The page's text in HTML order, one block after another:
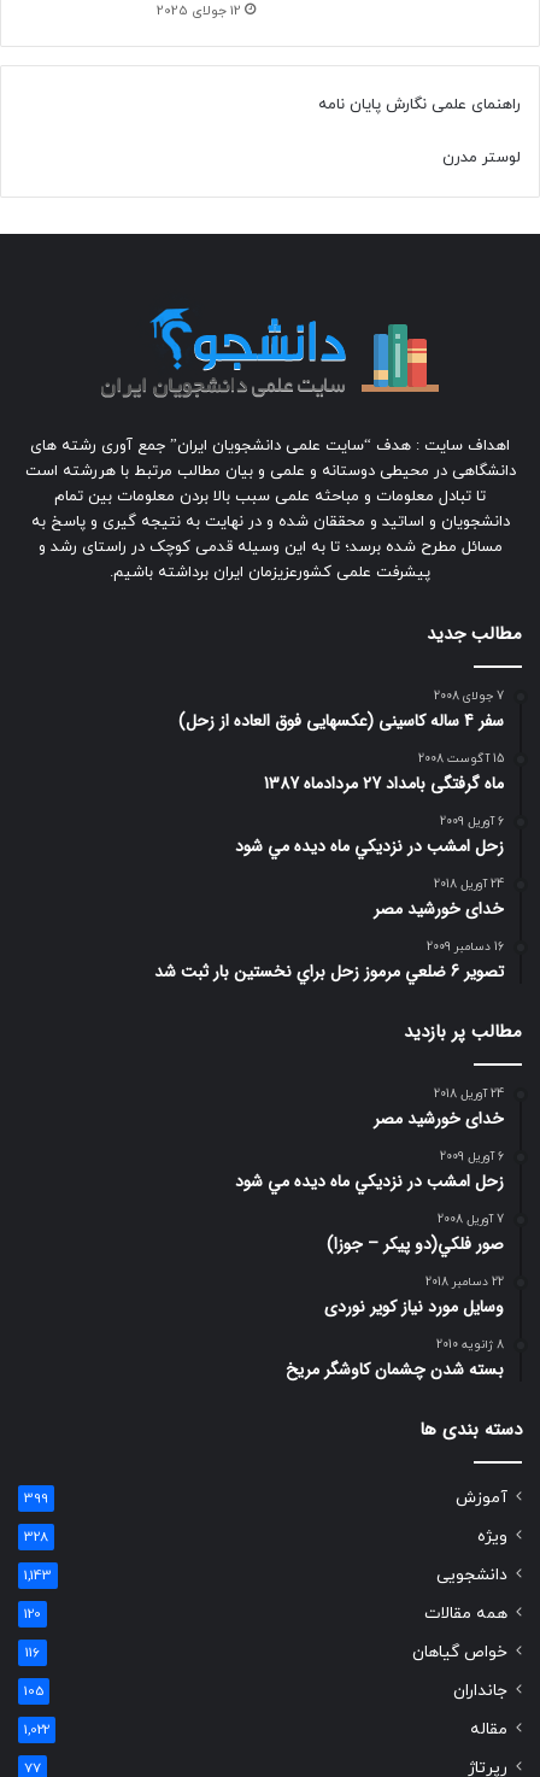
12 جولای 2025
راهنمای علمی نگارش پایان نامه
لوستر مدرن
اهداف سایت : هدف “سایت علمی دانشجویان ایران” جمع آوری رشته های
دانشگاهی در محیطی دوستانه و علمی و بیان مطالب مرتبط با هررشته است
تا تبادل معلومات و مباحثه علمی سبب بالا بردن معلومات بین تمام
دانشجویان و اساتید و محققان شده و در نهایت به نتیجه گیری و پاسخ به
مسائل مطرح شده برسد؛ تا به این وسیله قدمی کوچک در راستای رشد و
پیشرفت علمی کشورعزیزمان ایران برداشته باشیم.
مطالب جدید
7 جولای 2008
سفر 4 ساله کاسینی (عکسهایی فوق العاده از زحل)
15 آگوست 2008
ماه گرفتگی بامداد 27 مردادماه 1387
6 آوریل 2009
زحل امشب در نزديكي ماه ديده مي شود
24 آوریل 2018
خدای خورشید مصر
16 دسامبر 2009
تصوير 6 ضلعي مرموز زحل براي نخستين بار ثبت شد
مطالب پر بازدید
24 آوریل 2018
خدای خورشید مصر
6 آوریل 2009
زحل امشب در نزديكي ماه ديده مي شود
7 آوریل 2008
صور فلكي(دو پیکر – جوزا)
22 دسامبر 2018
وسایل مورد نیاز کویر نوردی
8 ژانویه 2010
بسته شدن چشمان کاوشگر مريخ
دسته بندی ها
آموزش 399
ویژه 328
دانشجویی 1,143
همه مقالات 120
خواص گیاهان 116
جانداران 105
مقاله 1,022
رپرتاژ 77